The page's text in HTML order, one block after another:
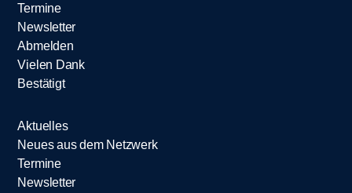
Termine
Newsletter
Abmelden
Vielen Dank
Bestätigt
Aktuelles
Neues aus dem Netzwerk
Termine
Newsletter